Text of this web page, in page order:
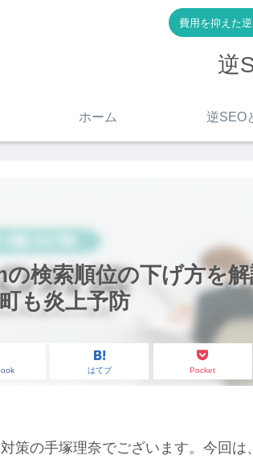
費用を抑えた
逆
ホーム 逆SEO
検索順位の下げ方を
も炎上予防
はてブ Pocket
策の手塚理奈でございます。今回